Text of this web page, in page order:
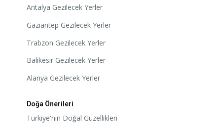
Antalya Gezilecek Yerler
Gaziantep Gezilecek Yerler
Trabzon Gezilecek Yerler
Balıkesir Gezilecek Yerler
Alanya Gezilecek Yerler
Doğa Önerileri
Türkiye'nin Doğal Güzellikleri